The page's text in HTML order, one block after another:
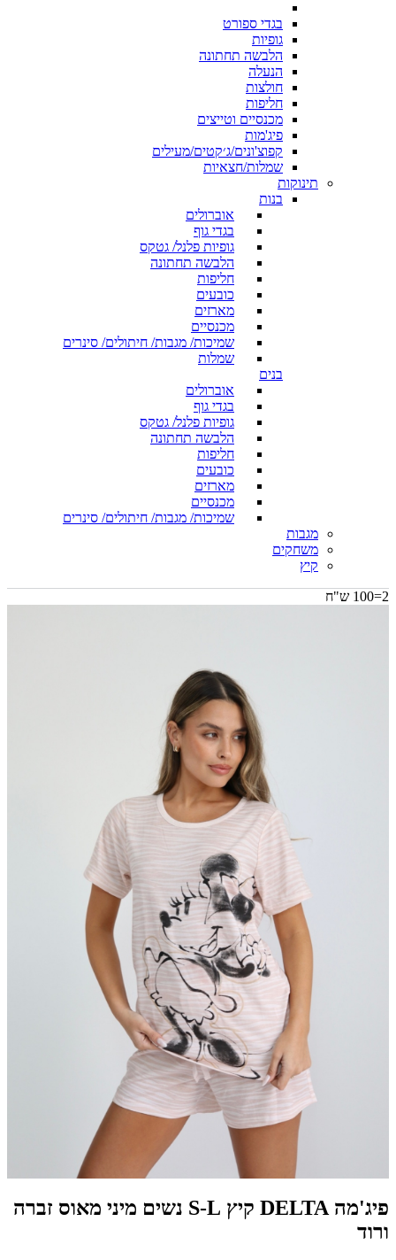
בגדי ספורט
גופיות
הלבשה תחתונה
הנעלה
חולצות
חליפות
מכנסיים וטייצים
פיג'מות
קפוצ'ונים/ג׳קטים/מעילים
שמלות/חצאיות
תינוקות
בנות
אוברולים
בגדי גוף
גופיות פלנל/ גטקס
הלבשה תחתונה
חליפות
כובעים
מארזים
מכנסיים
שמיכות/ מגבות/ חיתולים/ סינרים
שמלות
בנים
אוברולים
בגדי גוף
גופיות פלנל/ גטקס
הלבשה תחתונה
חליפות
כובעים
מארזים
מכנסיים
שמיכות/ מגבות/ חיתולים/ סינרים
מגבות
משחקים
קיץ
2=100 ש"ח
פיג'מה DELTA קיץ S-L נשים מיני מאוס זברה
ורוד